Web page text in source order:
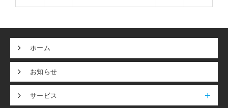
ホーム
お知らせ
サービス